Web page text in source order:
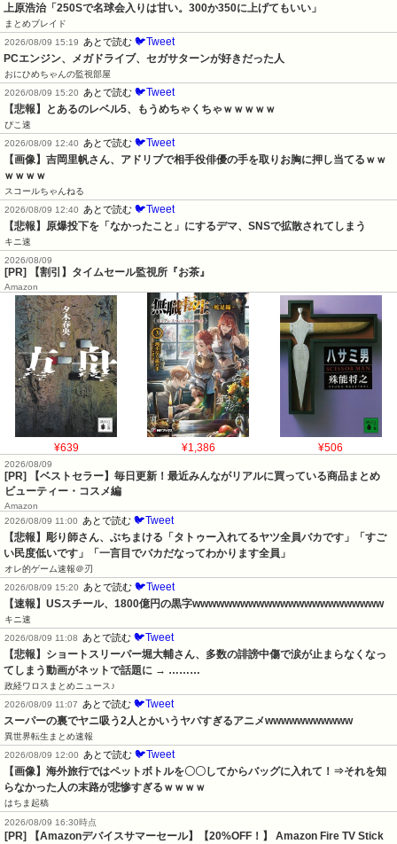
上原浩治「250Sで名球会入りは甘い。300か350に上げてもいい」
まとめブレイド
2026/08/09 15:19
あとで読む 🐦Tweet
PCエンジン、メガドライブ、セガサターンが好きだった人
おにひめちゃんの監視部屋
2026/08/09 15:20
あとで読む 🐦Tweet
【悲報】とあるのレベル5、もうめちゃくちゃｗｗｗｗｗ
ぴこ速
2026/08/09 12:40
あとで読む 🐦Tweet
【画像】吉岡里帆さん、アドリブで相手役俳優の手を取りお胸に押し当てるｗｗ
ｗｗｗｗ
スコールちゃんねる
2026/08/09 12:40
あとで読む 🐦Tweet
【悲報】原爆投下を「なかったこと」にするデマ、SNSで拡散されてしまう
キニ速
2026/08/09
[PR] 【割引】タイムセール監視所『お茶』
Amazon
¥639 ¥1,386 ¥506
2026/08/09
[PR] 【ベストセラー】毎日更新！最近みんながリアルに買っている商品まとめ
ビューティー・コスメ編
Amazon
2026/08/09 11:00
あとで読む 🐦Tweet
【悲報】彫り師さん、ぶちまける「タトゥー入れてるヤツ全員バカです」「すご
い民度低いです」「一言目でバカだなってわかります全員」
オレ的ゲーム速報＠刃
2026/08/09 15:20
あとで読む 🐦Tweet
【速報】USスチール、1800億円の黒字wwwwwwwwwwwwwwwwwwwwwwww
キニ速
2026/08/09 11:08
あとで読む 🐦Tweet
【悲報】ショートスリーパー堀大輔さん、多数の誹謗中傷で涙が止まらなくなっ
てしまう動画がネットで話題に → ………
政経ワロスまとめニュース♪
2026/08/09 11:07
あとで読む 🐦Tweet
スーパーの裏でヤニ吸う2人とかいうヤバすぎるアニメwwwwwwwwwww
異世界転生まとめ速報
2026/08/09 12:00
あとで読む 🐦Tweet
【画像】海外旅行ではペットボトルを〇〇してからバッグに入れて！⇒それを知
らなかった人の末路が悲惨すぎるｗｗｗｗ
はちま起稿
2026/08/09 16:30時点
[PR] 【Amazonデバイスサマーセール】【20%OFF！】 Amazon Fire TV Stick